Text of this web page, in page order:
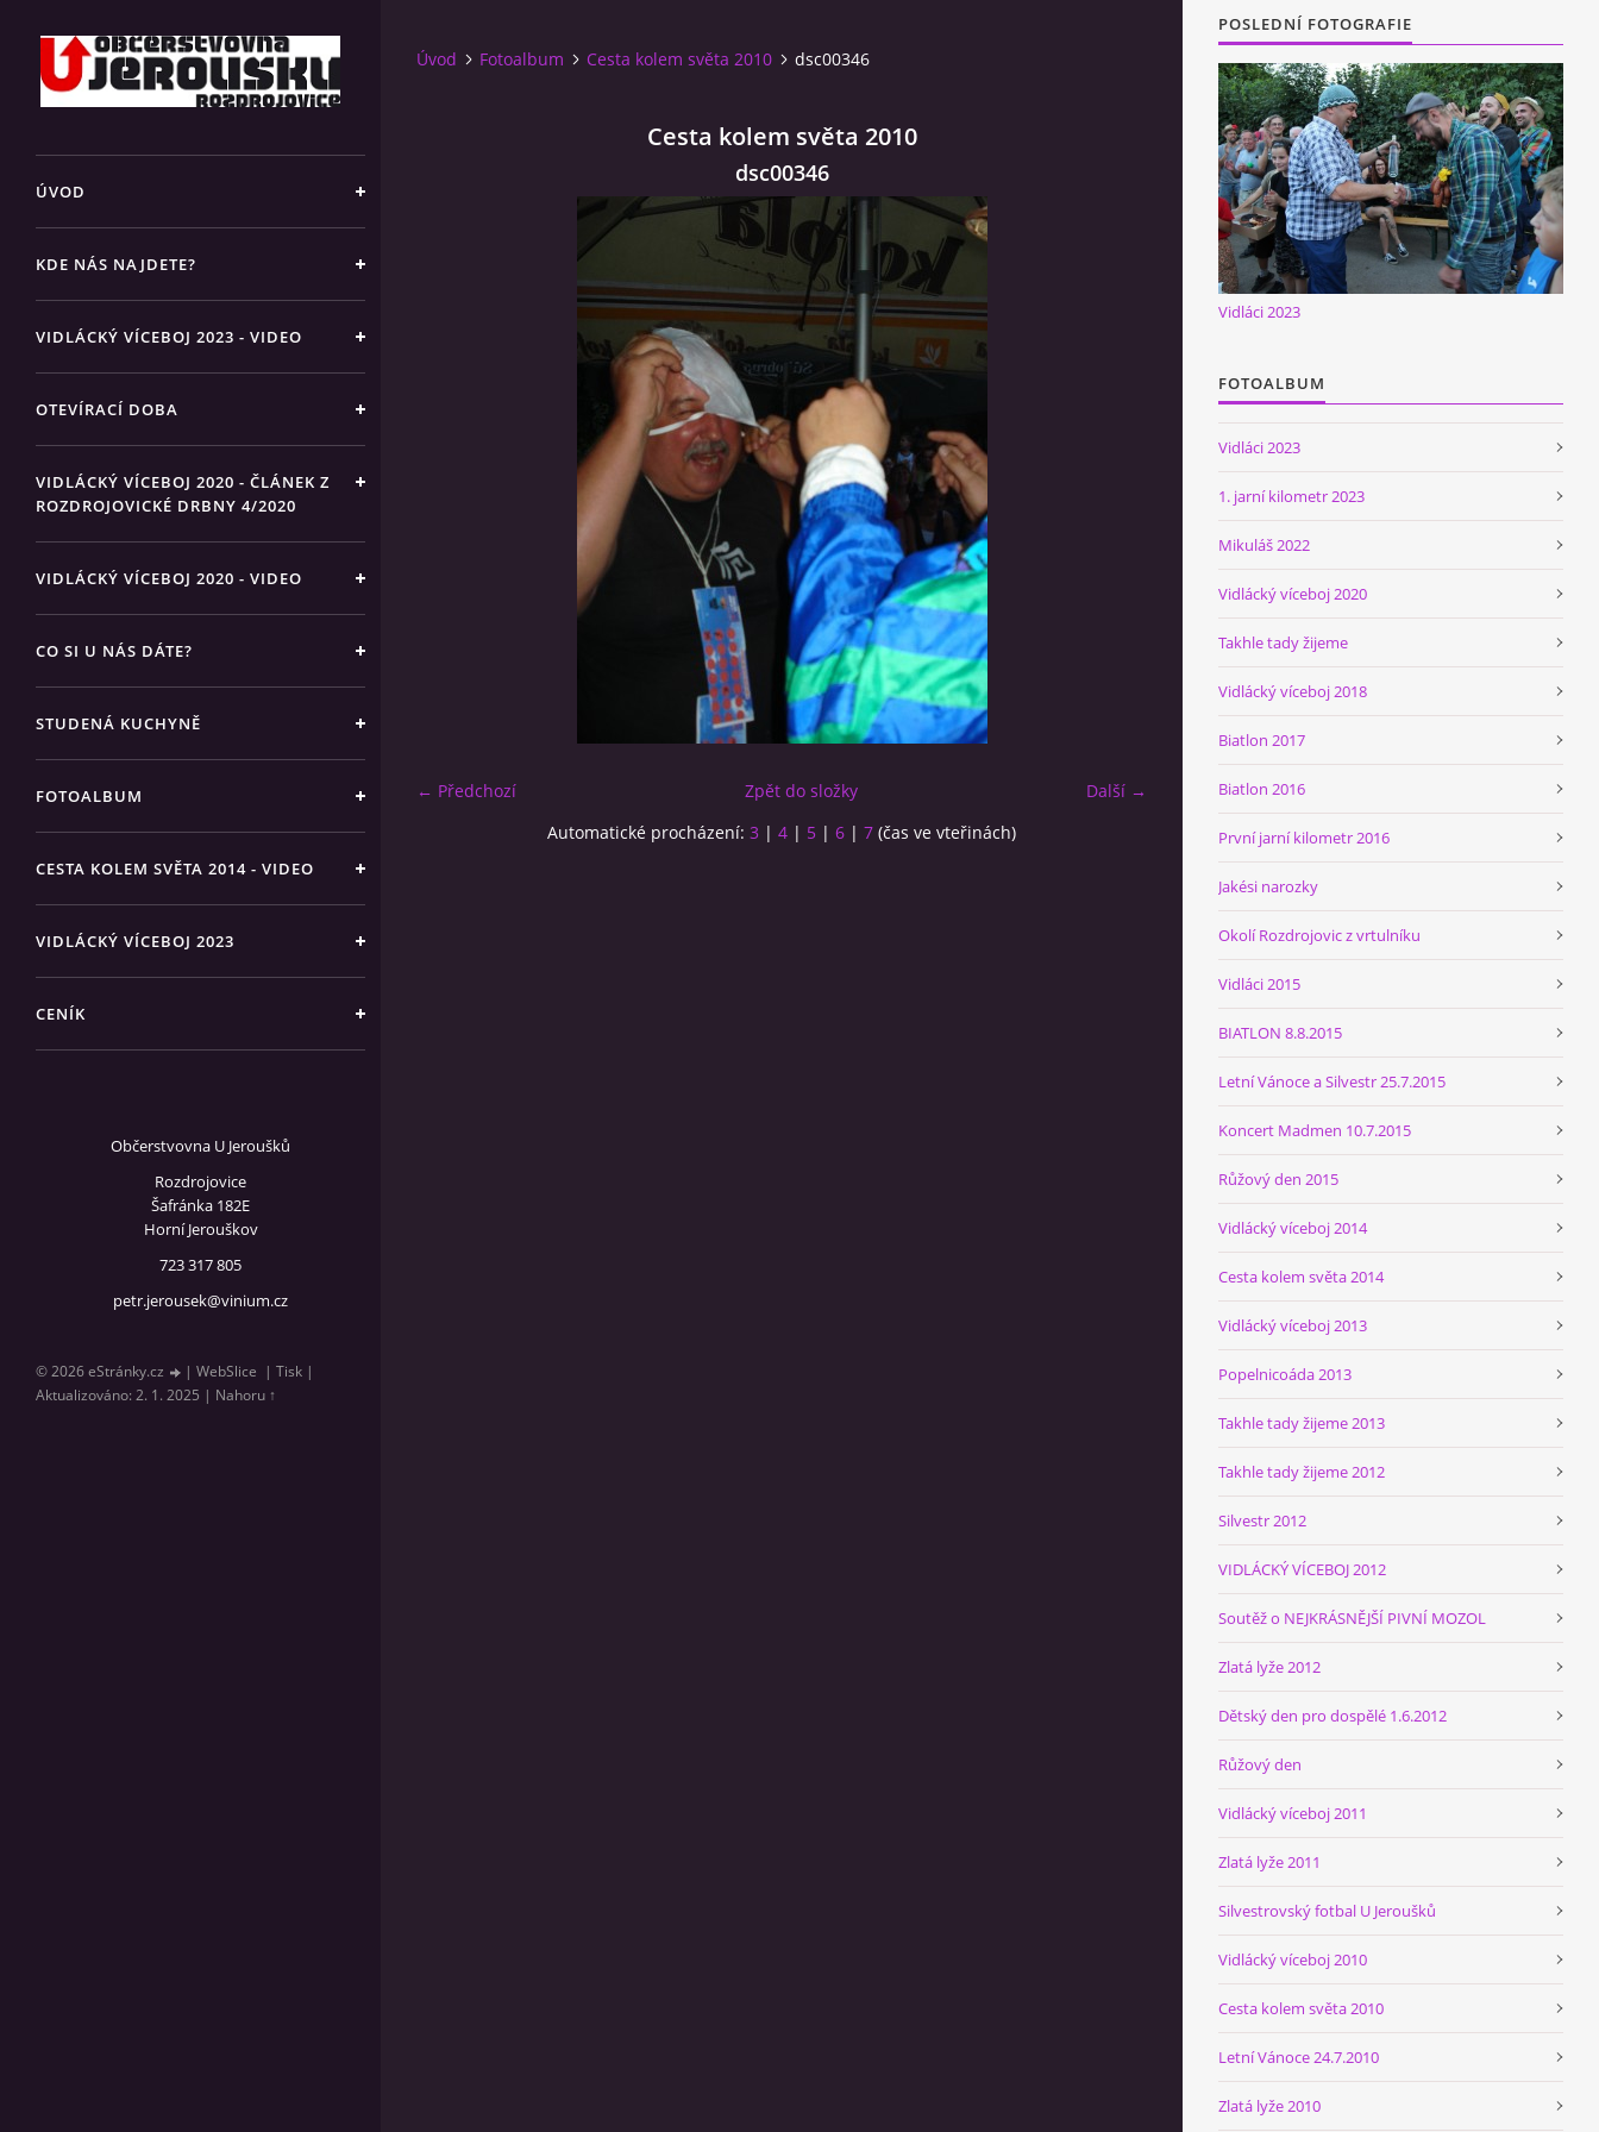
ÚVOD
KDE NÁS NAJDETE?
VIDLÁCKÝ VÍCEBOJ 2023 - VIDEO
OTEVÍRACÍ DOBA
VIDLÁCKÝ VÍCEBOJ 2020 - ČLÁNEK Z
ROZDROJOVICKÉ DRBNY 4/2020
VIDLÁCKÝ VÍCEBOJ 2020 - VIDEO
CO SI U NÁS DÁTE?
STUDENÁ KUCHYNĚ
FOTOALBUM
CESTA KOLEM SVĚTA 2014 - VIDEO
VIDLÁCKÝ VÍCEBOJ 2023
CENÍK
Občerstvovna U Jeroušků
Rozdrojovice
Šafránka 182E
Horní Jerouškov
723 317 805
petr.jerousek@vinium.cz
© 2026 eStránky.cz | WebSlice | Tisk |
Aktualizováno: 2. 1. 2025 | Nahoru ↑
Úvod Fotoalbum Cesta kolem světa 2010 dsc00346
Cesta kolem světa 2010
dsc00346
← Předchozí Další →
Zpět do složky
Automatické procházení: 3 | 4 | 5 | 6 | 7 (čas ve vteřinách)
POSLEDNÍ FOTOGRAFIE
Vidláci 2023
FOTOALBUM
Vidláci 2023
1. jarní kilometr 2023
Mikuláš 2022
Vidlácký víceboj 2020
Takhle tady žijeme
Vidlácký víceboj 2018
Biatlon 2017
Biatlon 2016
První jarní kilometr 2016
Jakési narozky
Okolí Rozdrojovic z vrtulníku
Vidláci 2015
BIATLON 8.8.2015
Letní Vánoce a Silvestr 25.7.2015
Koncert Madmen 10.7.2015
Růžový den 2015
Vidlácký víceboj 2014
Cesta kolem světa 2014
Vidlácký víceboj 2013
Popelnicoáda 2013
Takhle tady žijeme 2013
Takhle tady žijeme 2012
Silvestr 2012
VIDLÁCKÝ VÍCEBOJ 2012
Soutěž o NEJKRÁSNĚJŠÍ PIVNÍ MOZOL
Zlatá lyže 2012
Dětský den pro dospělé 1.6.2012
Růžový den
Vidlácký víceboj 2011
Zlatá lyže 2011
Silvestrovský fotbal U Jeroušků
Vidlácký víceboj 2010
Cesta kolem světa 2010
Letní Vánoce 24.7.2010
Zlatá lyže 2010